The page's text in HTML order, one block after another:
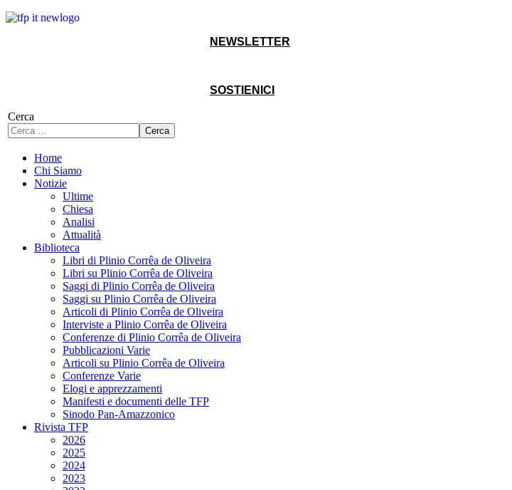
NEWSLETTER
SOSTIENICI
Cerca
Cerca
Home
Chi Siamo
Notizie
Ultime
Chiesa
Analisi
Attualità
Biblioteca
Libri di Plinio Corrêa de Oliveira
Libri su Plinio Corrêa de Oliveira
Saggi di Plinio Corrêa de Oliveira
Saggi su Plinio Corrêa de Oliveira
Articoli di Plinio Corrêa de Oliveira
Interviste a Plinio Corrêa de Oliveira
Conferenze di Plinio Corrêa de Oliveira
Pubblicazioni Varie
Articoli su Plinio Corrêa de Oliveira
Conferenze Varie
Elogi e apprezzamenti
Manifesti e documenti delle TFP
Sinodo Pan-Amazzonico
Rivista TFP
2026
2025
2024
2023